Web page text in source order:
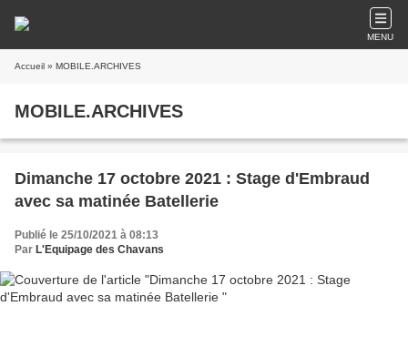
MENU
Accueil » MOBILE.ARCHIVES
MOBILE.ARCHIVES
Dimanche 17 octobre 2021 : Stage d'Embraud
avec sa matinée Batellerie
Publié le 25/10/2021 à 08:13
Par L'Equipage des Chavans